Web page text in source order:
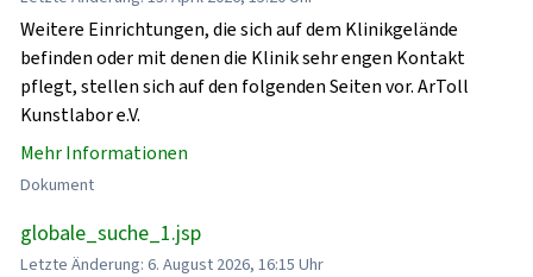
Weitere Einrichtungen, die sich auf dem Klinikgelände
befinden oder mit denen die Klinik sehr engen Kontakt
pflegt, stellen sich auf den folgenden Seiten vor. ArToll
Kunstlabor e.V.
Mehr Informationen
Dokument
globale_suche_1.jsp
Letzte Änderung: 6. August 2026, 16:15 Uhr